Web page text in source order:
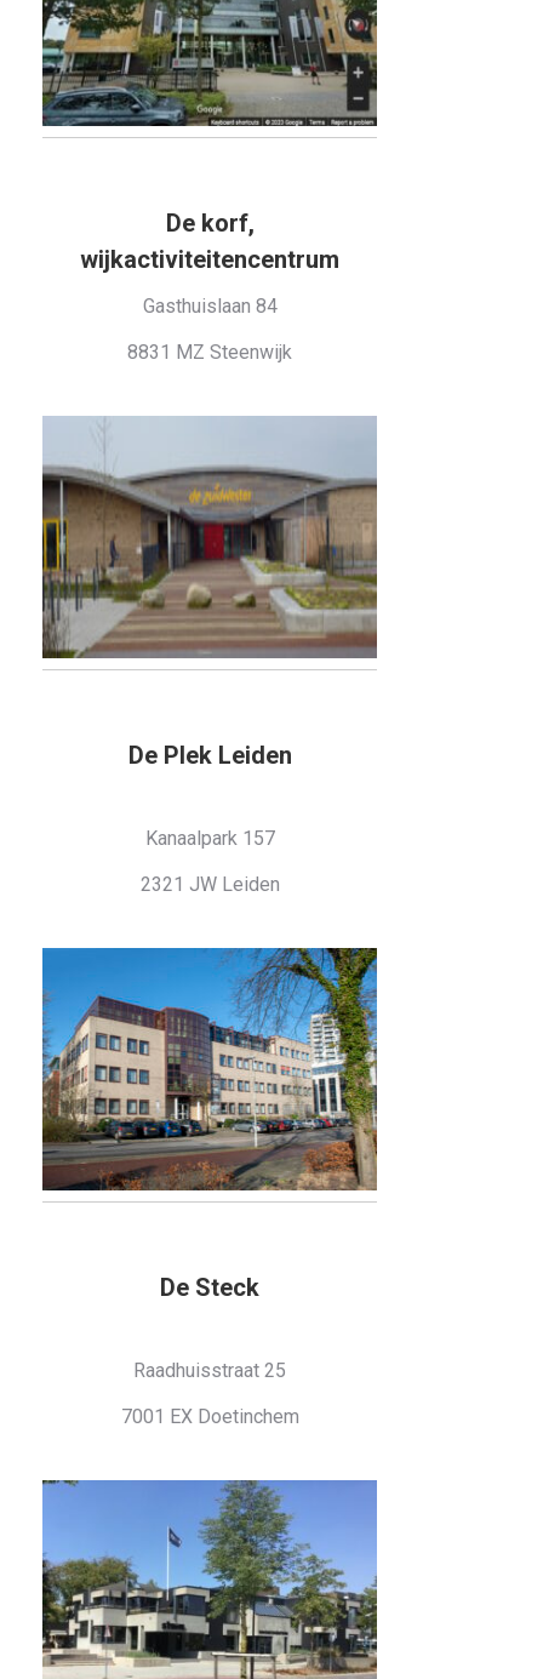
De korf,
wijkactiviteitencentrum
Gasthuislaan 84
8831 MZ Steenwijk
De Plek Leiden
Kanaalpark 157
2321 JW Leiden
De Steck
Raadhuisstraat 25
7001 EX Doetinchem